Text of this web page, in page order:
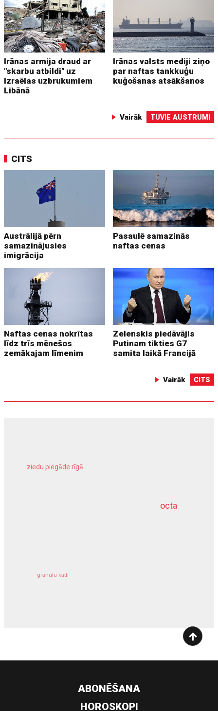
Irānas armija draud ar
"skarbu atbildi" uz
Izraēlas uzbrukumiem
Libānā
Irānas valsts mediji ziņo
par naftas tankkuģu
kuģošanas atsākšanos
Vairāk TUVIE AUSTRUMI
CITS
Austrālijā pērn
samazinājusies
imigrācija
Pasaulē samazinās
naftas cenas
Naftas cenas nokrītas
līdz trīs mēnešos
zemākajam līmenim
Zelenskis piedāvājis
Putinam tikties G7
samita laikā Francijā
Vairāk CITS
octa
ziedu piegāde rīgā
granulu katli
dziļurbums
ABONĒŠANA
HOROSKOPI